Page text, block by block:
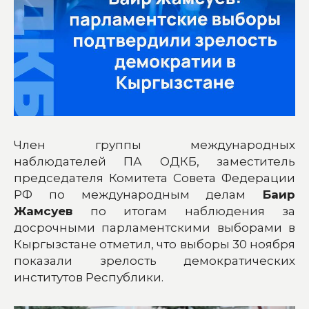
Член группы международных
наблюдателей ПА ОДКБ, заместитель
председателя Комитета Совета Федерации
РФ по международным делам
Баир
Жамсуев по итогам наблюдения за
досрочными парламентскими выборами в
Кыргызстане отметил, что выборы 30 ноября
показали зрелость демократических
институтов Республики.